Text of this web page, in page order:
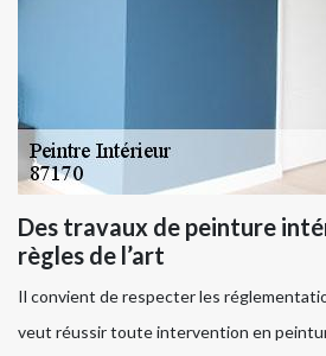
Des travaux de peinture
règles de l’art
Il convient de respecter les
veut réussir toute intervention en